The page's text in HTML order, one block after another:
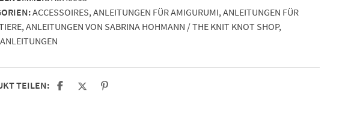
ACCESSOIRES,ANLEITUNGEN FÜR AMIGURUMI,ANLEITUNGEN FÜR
,ANLEITUNGEN VON SABRINA HOHMANN / THE KNIT KNOT SHOP,
TEILEN: